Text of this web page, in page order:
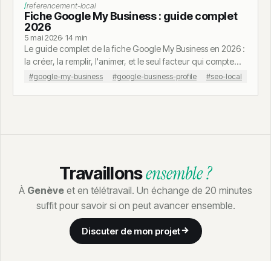
referencement-local
Fiche Google My Business : guide complet
2026
5 mai 2026· 14 min
Le guide complet de la fiche Google My Business en 2026 :
la créer, la remplir, l'animer, et le seul facteur qui compte
vraiment avant tous les autres.
#google-my-business #google-business-profile #seo-local
Travaillonsensemble ?
À Genève et en télétravail. Un échange de 20 minutes
suffit pour savoir si on peut avancer ensemble.
Discuter de mon projet